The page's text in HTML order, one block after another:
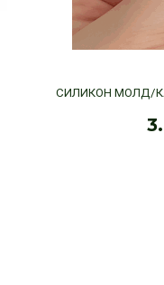
СИЛИКОН МОЛД/